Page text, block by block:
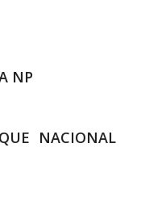
NP
NACIONAL